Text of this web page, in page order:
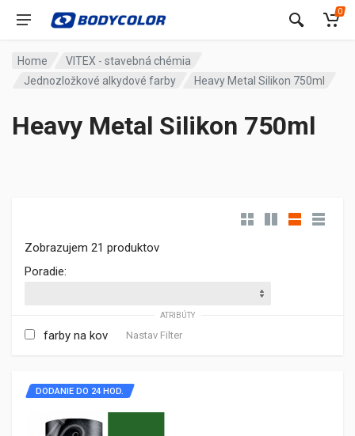
0
Home
VITEX - stavebná chémia
Jednozložkové alkydové farby
Heavy Metal Silikon 750ml
Heavy Metal Silikon 750ml
Zobrazujem 21 produktov
Poradie:
ATRIBÚTY
farby na kov Nastav Filter
DODANIE DO 24 HOD.